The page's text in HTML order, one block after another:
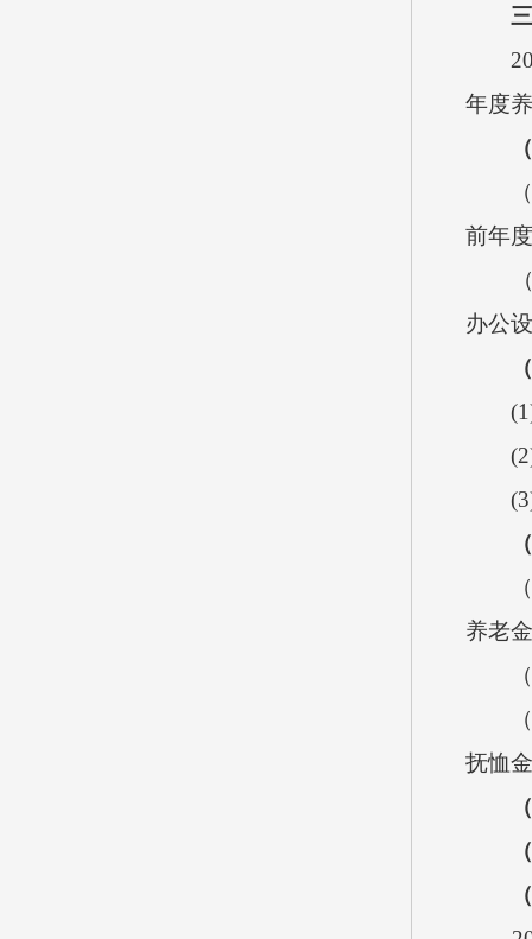
三
年度
（1
前年
（2
办公
(1)
(2)
(3)
（1
养老
（2
（3
抚恤
（五
（